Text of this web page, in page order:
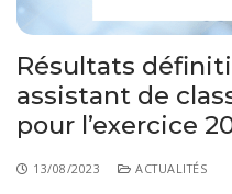
Résultats
assistant de
pour l’exercice
13/08/2023 ACTUALITÉS